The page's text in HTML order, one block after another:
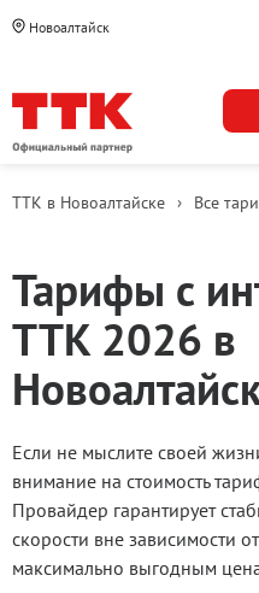
Новоалтайск
ТТК в Новоалтайске › Все
Тарифы с
ТТК 2026 в
Тарифы
с
интернетом
2025
в
Если не мыслите своей
внимание на стоимость
Провайдер гарантирует
скорости вне зависимости
максимально выгодным